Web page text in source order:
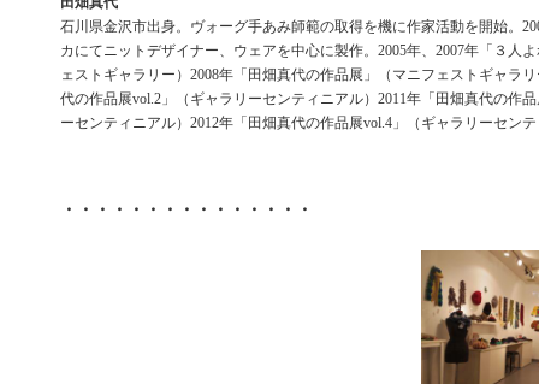
石川県金沢市出身。ヴォーグ手あみ師範の取得を機に作家活動を開始。
カにてニットデザイナー、ウェアを中心に製作。2005年、2007年「３人
ェストギャラリー）2008年「田畑真代の作品展」（マニフェストギャラ
代の作品展vol.2」（ギャラリーセンティニアル）2011年「田畑真代の作
ーセンティニアル）2012年「田畑真代の作品展vol.4」（ギャラリーセン
・・・・・・・・・・・・・・・